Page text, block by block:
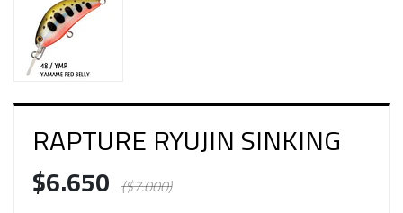
RAPTURE RYUJIN SINKING
$6.650 ($7.000)